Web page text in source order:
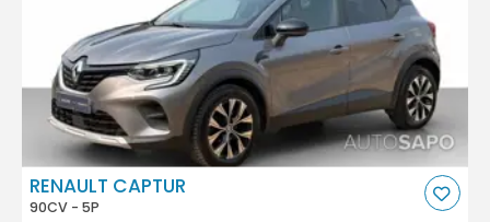
RENAULT CAPTUR
90CV - 5P